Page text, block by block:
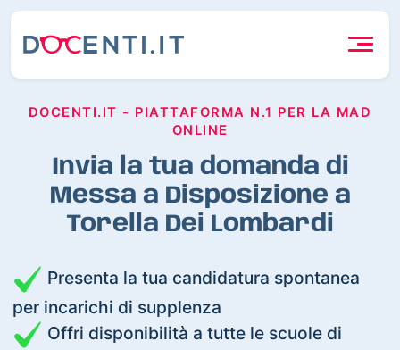
DOCENTI.IT - PIATTAFORMA N.1 PER LA MAD
ONLINE
Invia la tua domanda di
Messa a Disposizione a
Torella Dei Lombardi
Presenta la tua candidatura spontanea
per incarichi di supplenza
Offri disponibilità a tutte le scuole di